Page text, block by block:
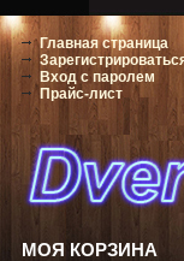
МОЯ КОРЗИНА
Главная страница
Вход с паролем
Прайс-лист